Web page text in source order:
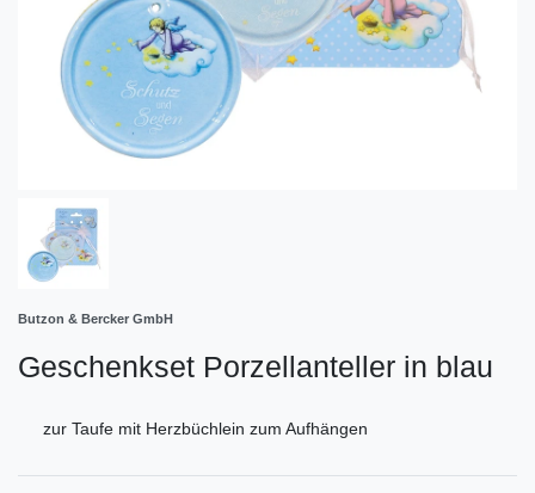
Butzon & Bercker GmbH
Geschenkset Porzellanteller in blau
zur Taufe mit Herzbüchlein zum Aufhängen